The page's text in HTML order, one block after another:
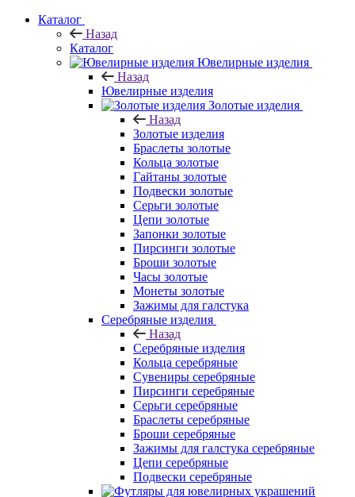
Каталог
Назад
Каталог
Ювелирные изделия
Назад
Ювелирные изделия
Золотые изделия
Назад
Золотые изделия
Браслеты золотые
Кольца золотые
Гайтаны золотые
Подвески золотые
Серьги золотые
Цепи золотые
Запонки золотые
Пирсинги золотые
Броши золотые
Часы золотые
Монеты золотые
Зажимы для галстука
Серебряные изделия
Назад
Серебряные изделия
Кольца серебряные
Сувениры серебряные
Пирсинги серебряные
Серьги серебряные
Браслеты серебряные
Броши серебряные
Зажимы для галстука серебряные
Цепи серебряные
Подвески серебряные